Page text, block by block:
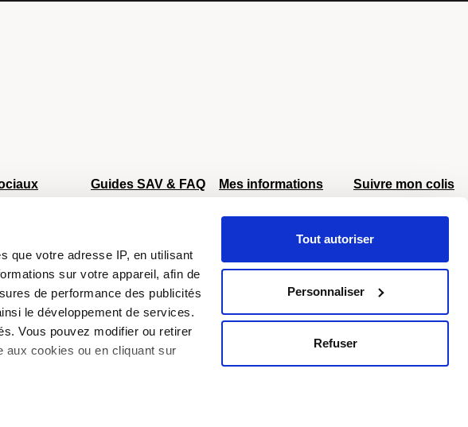
que votre adresse IP, en utilisant
sur votre appareil, afin de
de performance des publicités
le développement de services.
Vous pouvez modifier ou retirer
aux cookies ou en cliquant sur
Tout autoriser
Personnaliser
Refuser
Youtube
Guides SAV & FAQ
SAV Samsonite
Dégâts
aéroportuaires
Mes informations
Retour et échange
dès 40€
Suivre mon colis